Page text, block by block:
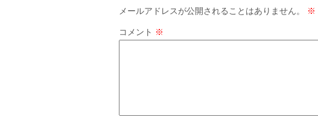
メールアドレスが公開されることはありません。 ※
コメント ※